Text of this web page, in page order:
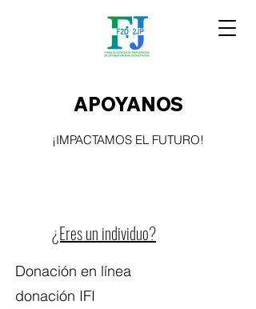
APOYANOS
¡IMPACTAMOS EL FUTURO!
¿Eres un individuo?
Donación en línea
donación IFI